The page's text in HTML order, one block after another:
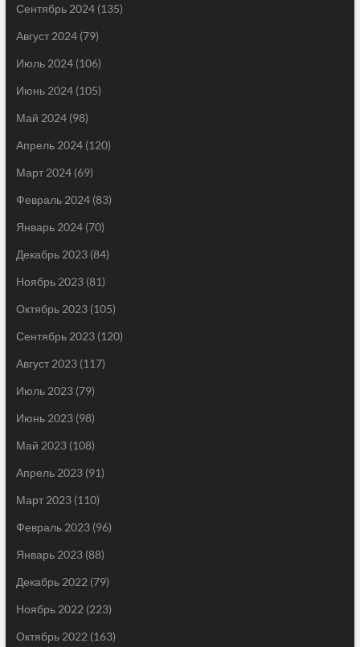
Сентябрь 2024(135)
Август 2024(79)
Июль 2024(106)
Июнь 2024(105)
Май 2024(98)
Апрель 2024(120)
Март 2024(69)
Февраль 2024(83)
Январь 2024(70)
Декабрь 2023(84)
Ноябрь 2023(81)
Октябрь 2023(105)
Сентябрь 2023(120)
Август 2023(117)
Июль 2023(79)
Июнь 2023(98)
Май 2023(108)
Апрель 2023(91)
Март 2023(110)
Февраль 2023(96)
Январь 2023(88)
Декабрь 2022 (79)
Ноябрь 2022 (223)
Октябрь 2022 (163)